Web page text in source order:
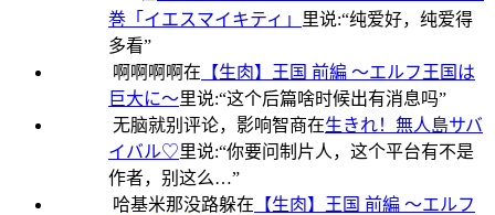
巻「イエスマイキティ」
里说:“纯爱好，纯爱得
多看”
啊啊啊啊在 【生肉】王国 前編 ～エルフ王国は
巨大に～里说:“这个后篇啥时候出有消息吗”
无脑就别评论，影响智商在生きれ！無人島サバ
イバル♡里说:“你要问制片人，这个平台有不是
作者，别这么…”
哈基米那没路躲在 【生肉】王国 前編 ～エルフ